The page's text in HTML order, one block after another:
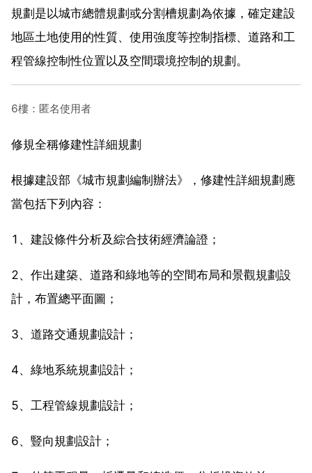
規劃是以城市總體規劃或分割槽規劃為依據，確定建設
地區土地使用的性質、使用強度等控制指標、道路和工
程管線控制性位置以及空間環境控制的規劃。
6樓：匿名使用者
修規全稱修建性詳細規劃
根據建設部《城市規劃編制辦法》，修建性詳細規劃應
當包括下列內容：
1、建設條件分析及綜合技術經濟論證；
2、作出建築、道路和綠地等的空間布局和景觀規劃設
計，布置總平面圖；
3、道路交通規劃設計；
4、綠地系統規劃設計；
5、工程管線規劃設計；
6、豎向規劃設計；